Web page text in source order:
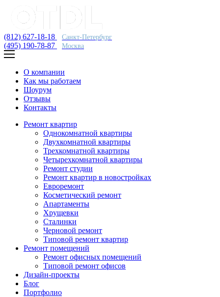
(812) 627-18-18 Санкт-Петербург
(495) 190-78-87 Москва
О компании
Как мы работаем
Шоурум
Отзывы
Контакты
Ремонт квартир
Однокомнатной квартиры
Двухкомнатной квартиры
Трехкомнатной квартиры
Четырехкомнатной квартиры
Ремонт студии
Ремонт квартир в новостройках
Евроремонт
Косметический ремонт
Апартаменты
Хрущевки
Сталинки
Черновой ремонт
Типовой ремонт квартир
Ремонт помещений
Ремонт офисных помещений
Типовой ремонт офисов
Дизайн-проекты
Блог
Портфолио